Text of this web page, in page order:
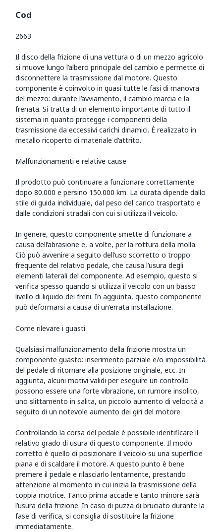
Cod
2663
Il disco della frizione di una vettura o di un mezzo agricolo
si muove lungo l’albero principale del cambio e permette di
disconnettere la trasmissione dal motore. Questo
componente è coinvolto in quasi tutte le fasi di manovra
del mezzo: durante l’avviamento, il cambio marcia e la
frenata. Si tratta di un elemento importante di tutto il
sistema in quanto protegge i componenti della
trasmissione da eccessivi carichi dinamici. È realizzato in
metallo ricoperto di materiale d’attrito.
Malfunzionamenti e relative cause
Il prodotto può continuare a funzionare correttamente
dopo 80.000 e persino 150.000 km. La durata dipende dallo
stile di guida individuale, dal peso del carico trasportato e
dalle condizioni stradali con cui si utilizza il veicolo.
In genere, questo componente smette di funzionare a
causa dell’abrasione e, a volte, per la rottura della molla.
Ciò può avvenire a seguito dell’uso scorretto o troppo
frequente del relativo pedale, che causa l’usura degli
elementi laterali del componente. Ad esempio, questo si
verifica spesso quando si utilizza il veicolo con un basso
livello di liquido dei freni. In aggiunta, questo componente
può deformarsi a causa di un’errata installazione.
Come rilevare i guasti
Qualsiasi malfunzionamento della frizione mostra un
componente guasto: inserimento parziale e/o impossibilità
del pedale di ritornare alla posizione originale, ecc. In
aggiunta, alcuni motivi validi per eseguire un controllo
possono essere una forte vibrazione, un rumore insolito,
uno slittamento in salita, un piccolo aumento di velocità a
seguito di un notevole aumento dei giri del motore.
Controllando la corsa del pedale è possibile identificare il
relativo grado di usura di questo componente. Il modo
corretto è quello di posizionare il veicolo su una superficie
piana e di scaldare il motore. A questo punto è bene
premere il pedale e rilasciarlo lentamente, prestando
attenzione al momento in cui inizia la trasmissione della
coppia motrice. Tanto prima accade e tanto minore sarà
l’usura della frizione. In caso di puzza di bruciato durante la
fase di verifica, si consiglia di sostituire la frizione
immediatamente.